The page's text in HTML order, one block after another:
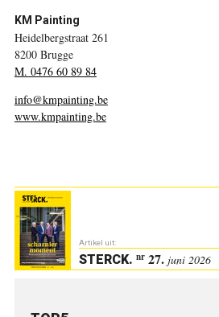
KM Painting
Heidelbergstraat 261
8200 Brugge
M. 0476 60 89 84
info@kmpainting.be
www.kmpainting.be
Artikel uit:
STERCK. nr27. juni 2026